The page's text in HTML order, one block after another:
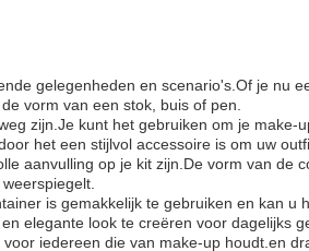
gelegenheden en scenario's.Of je nu
vorm van een stok, buis of pen.
zijn.Je kunt het gebruiken om je
het een stijlvol accessoire is om uw
aanvulling op je kit zijn.De vorm van de
is gemakkelijk te gebruiken en kan
elegante look te creëren voor dagelijks
iedereen die van make-up houdt.en